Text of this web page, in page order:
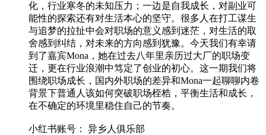
化，行业寒冬的未知压力；一边是自我成长，对副业可
能性的探索还有对生活本心的坚守。很多人在打工谋生
与追梦的拉扯中会对职场的意义感到迷茫，对生活的取
舍感到纠结，对未来的方向感到犹豫。今天我们有幸请
到了嘉宾Mona，她在过去八年里亲历过大厂的职场变
迁，更在行业浪潮中笃定了创业的初心。这一期我们将
围绕职场成长，国内外职场的差异和Mona一起聊聊内卷
背景下普通人该如何突破职场桎梏，平衡生活和成长，
在不确定的环境里稳住自己的节奏。
小红书账号： 异乡人俱乐部